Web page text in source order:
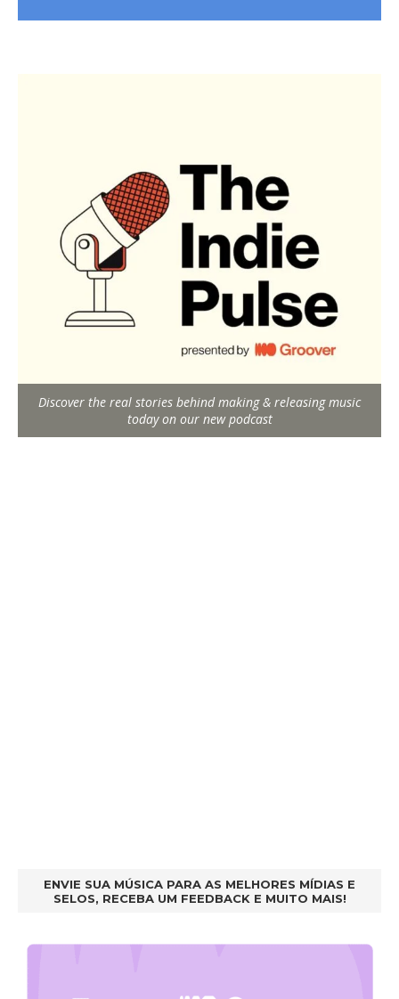
Discover the real stories behind making & releasing music
today on our new podcast
ENVIE SUA MÚSICA PARA AS MELHORES MÍDIAS E
SELOS, RECEBA UM FEEDBACK E MUITO MAIS!